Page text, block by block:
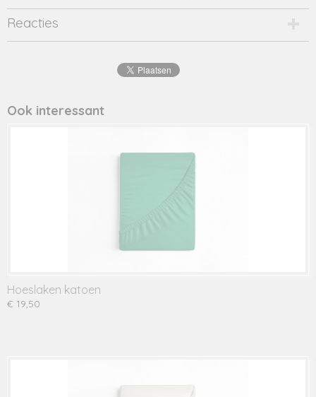
Reacties
Ook interessant
Hoeslaken katoen
€ 19,50